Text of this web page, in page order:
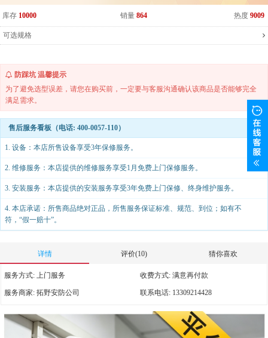
库存 10000 销量 864 热度 9009
可选规格
防踩坑 温馨提示
为了避免选型误差，请您在购买前，一定要与客服沟通确认该商品是否能够完全
满足需求。
售后服务看板（电话: 400-0057-110）
1. 设备：本店所售设备享受3年保修服务。
2. 维修服务：本店提供的维修服务享受1月免费上门保修服务。
3. 安装服务：本店提供的安装服务享受3年免费上门保修、终身维护服务。
4. 本店承诺：所售商品绝对正品，所售服务保证标准、规范、到位；如有不
符，“假一赔十”。
详情 评价(10) 猜你喜欢
服务方式: 上门服务 收费方式: 满意再付款
服务商家: 拓野安防公司 联系电话: 13309214428